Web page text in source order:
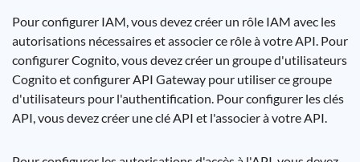
Pour configurer IAM, vous devez créer un rôle IAM avec les
autorisations nécessaires et associer ce rôle à votre API. Pour
configurer Cognito, vous devez créer un groupe d'utilisateurs
Cognito et configurer API Gateway pour utiliser ce groupe
d'utilisateurs pour l'authentification. Pour configurer les clés
API, vous devez créer une clé API et l'associer à votre API.